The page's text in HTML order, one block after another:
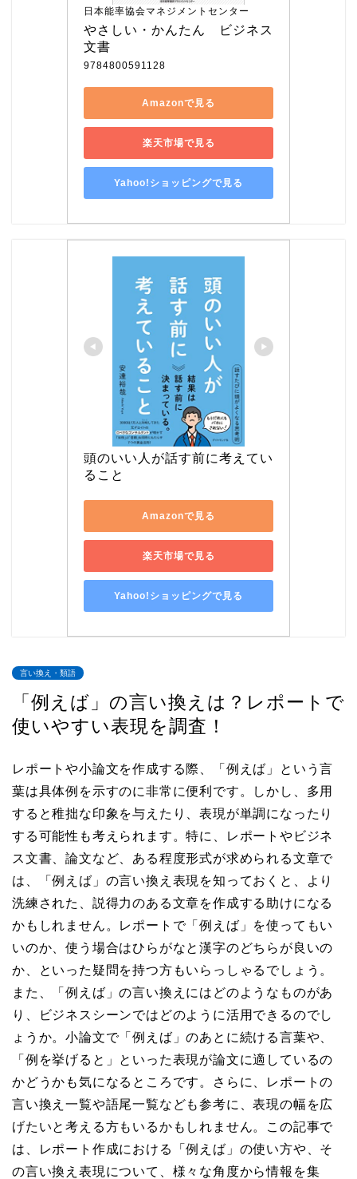
日本能率協会マネジメントセンター
やさしい・かんたん　ビジネス
文書
9784800591128
Amazonで見る
楽天市場で見る
Yahoo!ショッピングで見る
頭のいい人が話す前に考えてい
ること
Amazonで見る
楽天市場で見る
Yahoo!ショッピングで見る
言い換え・類語
「例えば」の言い換えは？レポートで
使いやすい表現を調査！
レポートや小論文を作成する際、「例えば」という言
葉は具体例を示すのに非常に便利です。しかし、多用
すると稚拙な印象を与えたり、表現が単調になったり
する可能性も考えられます。特に、レポートやビジネ
ス文書、論文など、ある程度形式が求められる文章で
は、「例えば」の言い換え表現を知っておくと、より
洗練された、説得力のある文章を作成する助けになる
かもしれません。レポートで「例えば」を使ってもい
いのか、使う場合はひらがなと漢字のどちらが良いの
か、といった疑問を持つ方もいらっしゃるでしょう。
また、「例えば」の言い換えにはどのようなものがあ
り、ビジネスシーンではどのように活用できるのでし
ょうか。小論文で「例えば」のあとに続ける言葉や、
「例を挙げると」といった表現が論文に適しているの
かどうかも気になるところです。さらに、レポートの
言い換え一覧や語尾一覧なども参考に、表現の幅を広
げたいと考える方もいるかもしれません。この記事で
は、レポート作成における「例えば」の使い方や、そ
の言い換え表現について、様々な角度から情報を集